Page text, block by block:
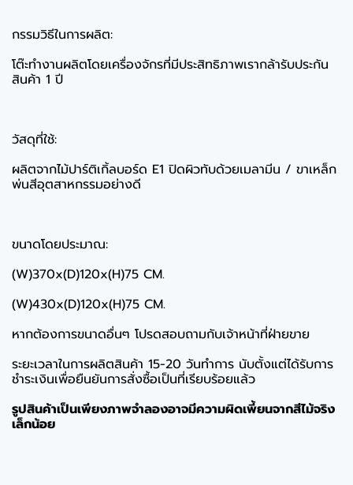
กรรมวิธีในการผลิต:
โต๊ะทำงานผลิตโดยเครื่องจักรที่มีประสิทธิภาพเรากล้ารับประกัน
สินค้า 1 ปี
วัสดุที่ใช้:
ผลิตจากไม้ปาร์ติเกิ้ลบอร์ด E1 ปิดผิวทับด้วยเมลามีน / ขาเหล็ก
พ่นสีอุตสาหกรรมอย่างดี
ขนาดโดยประมาณ:
(W)370x(D)120x(H)75 CM.
(W)430x(D)120x(H)75 CM.
หากต้องการขนาดอื่นๆ โปรดสอบถามกับเจ้าหน้าที่ฝ่ายขาย
ระยะเวลาในการผลิตสินค้า 15-20 วันทำการ นับตั้งแต่ได้รับการ
ชำระเงินเพื่อยืนยันการสั่งซื้อเป็นที่เรียบร้อยแล้ว
รูปสินค้าเป็นเพียงภาพจำลองอาจมีความผิดเพี้ยนจากสีไม้จริง
เล็กน้อย